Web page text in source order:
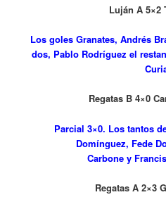
Luján A 5×2
Los goles Granates, Andrés
dos, Pablo Rodríguez el
Regatas B 4×0
Parcial 3×0. Los tantos
Domínguez, Fede
Carbone y
Regatas A 2×3